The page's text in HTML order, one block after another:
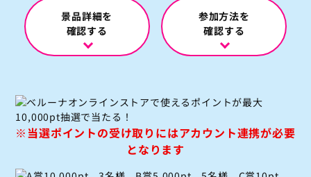
景品詳細を
確認する
参加方法を
確認する
※当選ポイントの受け取りにはアカウント連携が必要
となります